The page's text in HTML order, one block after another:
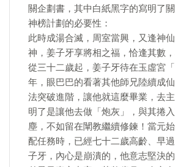
關企劃書，其中白紙黑字的寫明了
神榜計劃的必要性：
此時成湯合滅，周室當興，又逢神
神，姜子牙享將相之福，恰逢其數
從三十二歲起，姜子牙待在玉虛宮
年，眼巴巴的看著其他師兄陸續成
法突破進階，讓他就這麼畢業，去
明了是讓他去做「炮灰」，與其捲
塵，不如留在闡教繼續修鍊！當元
配任務時，已經七十二歲高齡、早
子牙，內心是崩潰的，他意志堅決的